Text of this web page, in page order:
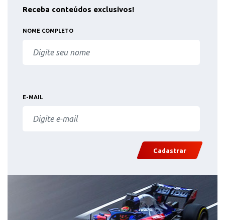
Receba conteúdos exclusivos!
NOME COMPLETO
E-MAIL
Cadastrar